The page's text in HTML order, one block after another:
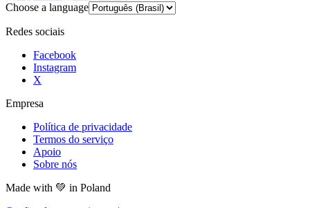
Choose a language
Redes sociais
Facebook
Instagram
X
Empresa
Política de privacidade
Termos do serviço
Apoio
Sobre nós
Made with 💚 in Poland